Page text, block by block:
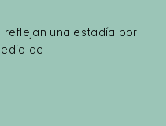
reflejan una estadía por
de